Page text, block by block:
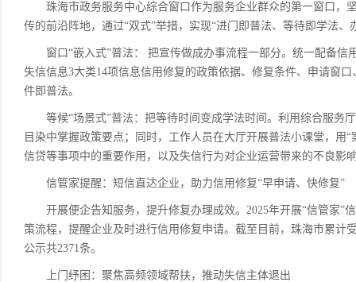
珠海市政务服务中心综合窗口作为服务企业群众的第一窗口，
传的前沿阵地，通过“双式”举措，实现“进门即普法、等待即学法
窗口“嵌入式”普法： 把宣传做成办事流程一部分。统一配备信
失信信息3大类14项信息信用修复的政策依据、修复条件、申请窗
件即普法。
等候“场景式”普法：把等待时间变成学法时间。利用综合服务
目染中掌握政策要点；同时，工作人员在大厅开展普法小课堂，用
信贷等事项中的重要作用，以及失信行为对企业运营带来的不良影
信管家提醒：短信直达企业，助力信用修复“早申请、快修复”
开展便企告知服务，提升修复办理成效。2025年开展“信管家”
策流程，提醒企业及时进行信用修复申请。截至目前，珠海市累计
公示共2371条。
上门纾困：聚焦高频领域帮扶，推动失信主体退出